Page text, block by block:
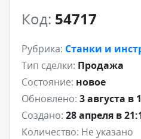
Код: 54717
Рубрика: Станки и
Тип сделки: Продажа
Состояние: новое
Обновлено: 3 августа в
Создано: 28 апреля в
Количество: Не указано